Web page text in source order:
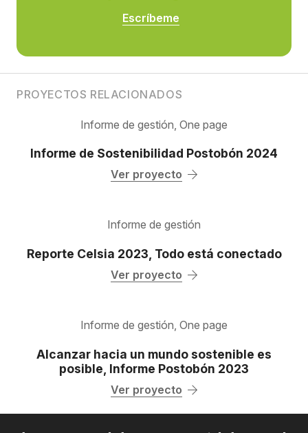
Escríbeme
PROYECTOS RELACIONADOS
Informe de gestión One page
Informe de Sostenibilidad Postobón 2024
Ver proyecto
Informe de gestión
Reporte Celsia 2023, Todo está conectado
Ver proyecto
Informe de gestión, One page
Alcanzar hacia un mundo sostenible es
posible, Informe Postobón 2023
Ver proyecto